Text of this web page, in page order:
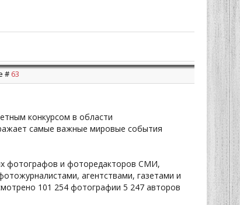
# 63
конкурсом в области
самые важные мировые события
фотографов и фоторедакторов СМИ,
агентствами, газетами и
101 254 фотографии 5 247 авторов